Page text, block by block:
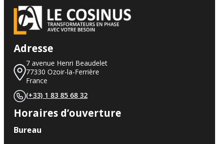
Adresse
7 avenue Henri Beaudelet
77330 Ozoir-la-Ferrière
France
(+33) 1 83 85 68 32
Horaires d’ouverture
Bureau